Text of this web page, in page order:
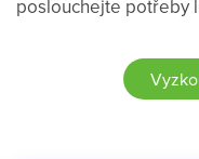
poslouchejte potřeby